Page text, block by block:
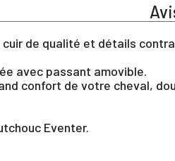
cuir de qualité et détails
avec passant amovible.
confort de votre cheval,
Eventer.